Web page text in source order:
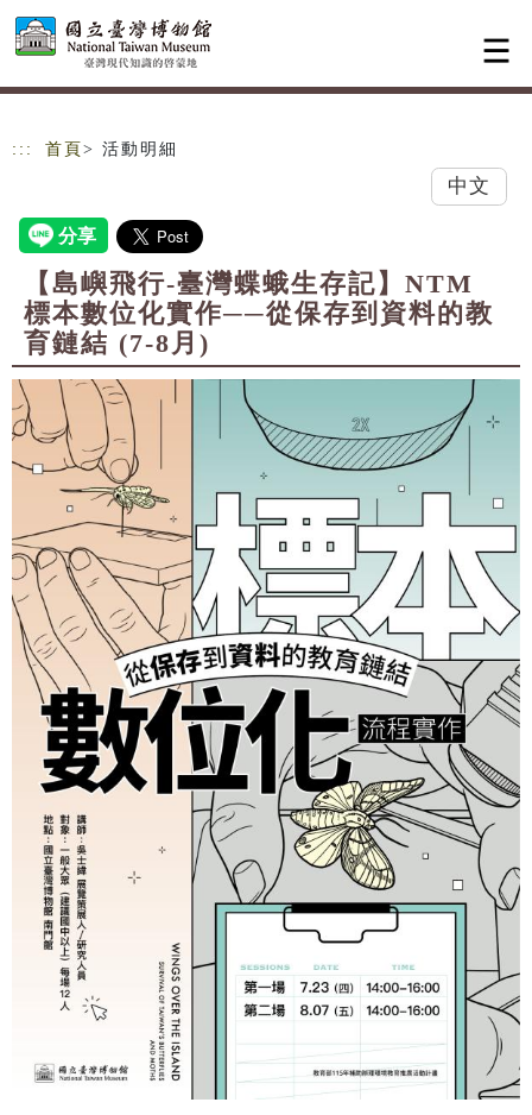
跳到主要內容
網站導覽
::: 首頁 > 活動明細
中文
【島嶼飛行-臺灣蝶蛾生存記】NTM
標本數位化實作──從保存到資料的教
育鏈結 (7-8月)